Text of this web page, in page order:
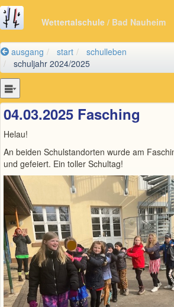
Wettertalschule / Bad Nauheim
ausgang start
schulleben
schuljahr 2024/2025
04.03.2025 Fasching
Helau!
An beiden Schulstandorten wurde am
und gefeiert. Ein toller Schultag!